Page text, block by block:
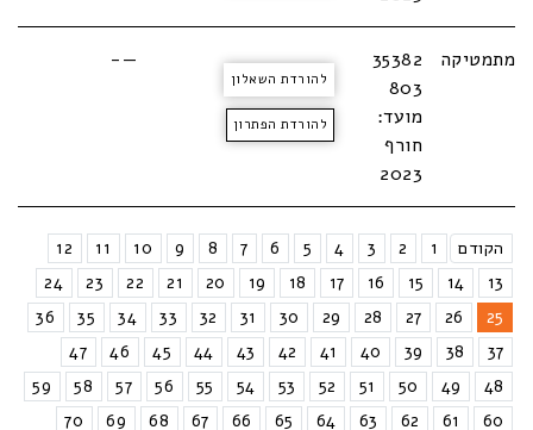
מתמטיקה
35382
803
מועד:
חורף
2023
להורדת השאלון
להורדת הפתרון
—-
הקודם 1
2
3
4
5
6
7
8
9
10
11
12
13
14
15
16
17
18
19
20
21
22
23
24
25
26
27
28
29
30
31
32
33
34
35
36
37
38
39
40
41
42
43
44
45
46
47
48
49
50
51
52
53
54
55
56
57
58
59
60
61
62
63
64
65
66
67
68
69
70